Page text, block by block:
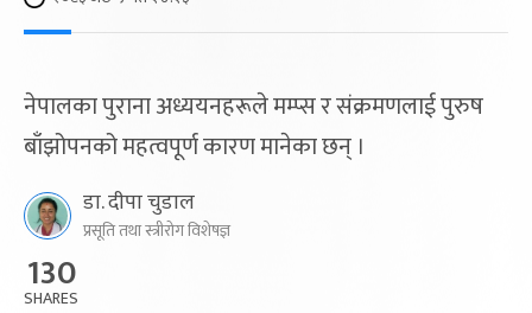
नेपालका पुराना अध्ययनहरूले मम्प्स र संक्रमणलाई पुरुष
बाँझोपनको महत्वपूर्ण कारण मानेका छन् ।
डा. दीपा चुडाल
प्रसूति तथा स्त्रीरोग विशेषज्ञ
130
SHARES